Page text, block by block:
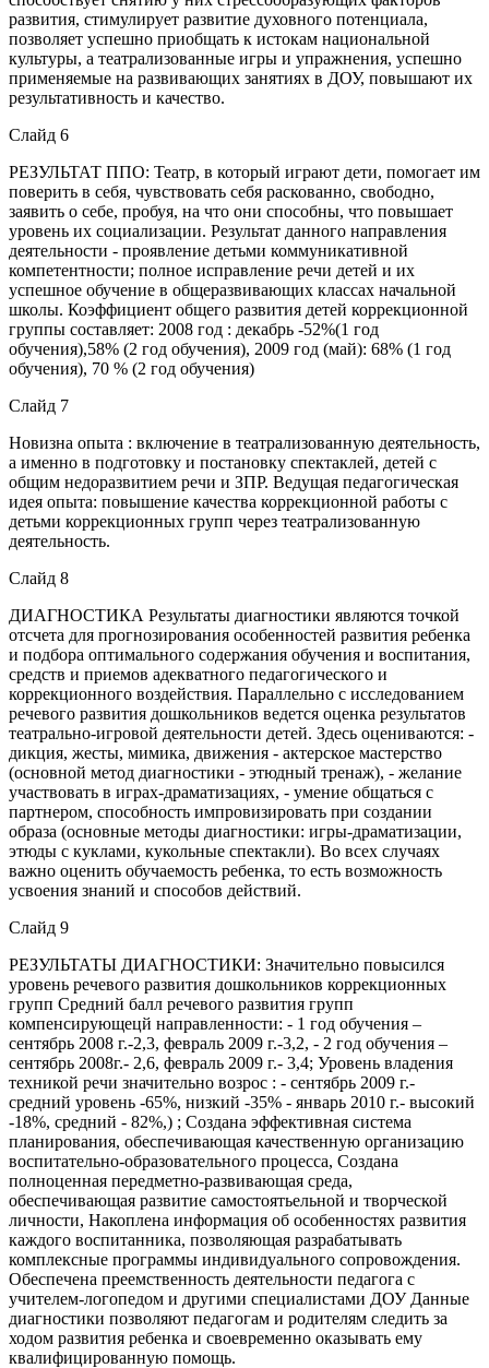
развития, стимулирует развитие духовного потенциала,
позволяет успешно приобщать к истокам национальной
культуры, а театрализованные игры и упражнения, успешно
применяемые на развивающих занятиях в ДОУ, повышают их
результативность и качество.
Слайд 6
РЕЗУЛЬТАТ ППО: Театр, в который играют дети, помогает им
поверить в себя, чувствовать себя раскованно, свободно,
заявить о себе, пробуя, на что они способны, что повышает
уровень их социализации. Результат данного направления
деятельности - проявление детьми коммуникативной
компетентности; полное исправление речи детей и их
успешное обучение в общеразвивающих классах начальной
школы. Коэффициент общего развития детей коррекционной
группы составляет: 2008 год : декабрь -52%(1 год
обучения),58% (2 год обучения), 2009 год (май): 68% (1 год
обучения), 70 % (2 год обучения)
Слайд 7
Новизна опыта : включение в театрализованную деятельность,
а именно в подготовку и постановку спектаклей, детей с
общим недоразвитием речи и ЗПР. Ведущая педагогическая
идея опыта: повышение качества коррекционной работы с
детьми коррекционных групп через театрализованную
деятельность.
Слайд 8
ДИАГНОСТИКА Результаты диагностики являются точкой
отсчета для прогнозирования особенностей развития ребенка
и подбора оптимального содержания обучения и воспитания,
средств и приемов адекватного педагогического и
коррекционного воздействия. Параллельно с исследованием
речевого развития дошкольников ведется оценка результатов
театрально-игровой деятельности детей. Здесь оцениваются: -
дикция, жесты, мимика, движения - актерское мастерство
(основной метод диагностики - этюдный тренаж), - желание
участвовать в играх-драматизациях, - умение общаться с
партнером, способность импровизировать при создании
образа (основные методы диагностики: игры-драматизации,
этюды с куклами, кукольные спектакли). Во всех случаях
важно оценить обучаемость ребенка, то есть возможность
усвоения знаний и способов действий.
Слайд 9
РЕЗУЛЬТАТЫ ДИАГНОСТИКИ: Значительно повысился
уровень речевого развития дошкольников коррекционных
групп Средний балл речевого развития групп
компенсирующецй направленности: - 1 год обучения –
сентябрь 2008 г.-2,3, февраль 2009 г.-3,2, - 2 год обучения –
сентябрь 2008г.- 2,6, февраль 2009 г.- 3,4; Уровень владения
техникой речи значительно возрос : - сентябрь 2009 г.-
средний уровень -65%, низкий -35% - январь 2010 г.- высокий
-18%, средний - 82%,) ; Создана эффективная система
планирования, обеспечивающая качественную организацию
воспитательно-образовательного процесса, Создана
полноценная передметно-развивающая среда,
обеспечивающая развитие самостоятьельной и творческой
личности, Накоплена информация об особенностях развития
каждого воспитанника, позволяющая разрабатывать
комплексные программы индивидуального сопровождения.
Обеспечена преемственность деятельности педагога с
учителем-логопедом и другими специалистами ДОУ Данные
диагностики позволяют педагогам и родителям следить за
ходом развития ребенка и своевременно оказывать ему
квалифицированную помощь.